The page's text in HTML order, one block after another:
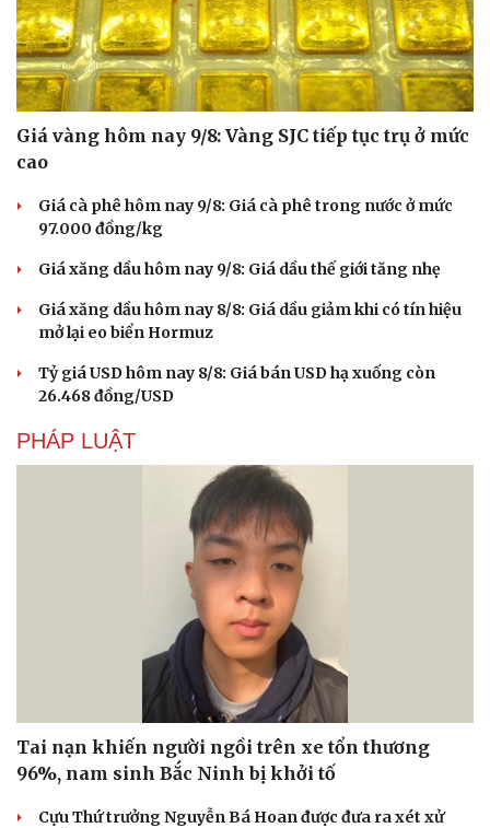
Giá vàng hôm nay 9/8: Vàng SJC tiếp tục trụ ở mức
cao
Giá cà phê hôm nay 9/8: Giá cà phê trong nước ở mức
97.000 đồng/kg
Giá xăng dầu hôm nay 9/8: Giá dầu thế giới tăng nhẹ
Giá xăng dầu hôm nay 8/8: Giá dầu giảm khi có tín hiệu
mở lại eo biển Hormuz
Tỷ giá USD hôm nay 8/8: Giá bán USD hạ xuống còn
26.468 đồng/USD
PHÁP LUẬT
Tai nạn khiến người ngồi trên xe tổn thương
96%, nam sinh Bắc Ninh bị khởi tố
Cựu Thứ trưởng Nguyễn Bá Hoan được đưa ra xét xử